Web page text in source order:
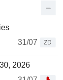
31/07
ZD
2026